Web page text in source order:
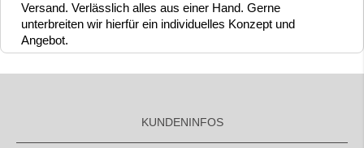
Versand. Verlässlich alles aus einer Hand. Gerne
unterbreiten wir hierfür ein individuelles Konzept und
Angebot.
KUNDENINFOS